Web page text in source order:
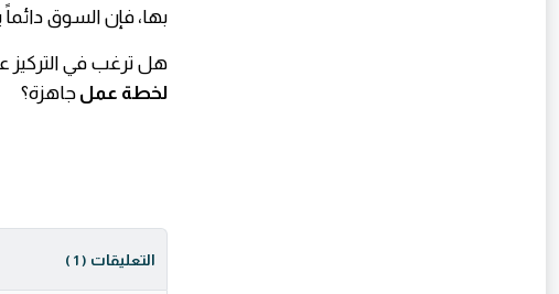
بها، فإن السوق
هل ترغب في التركيز
لخطة عمل جاهزة؟
التعليقات ( 1 )